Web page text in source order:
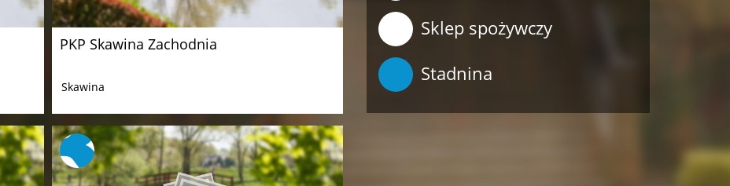
PKP Skawina Zachodnia
Skawina
Sklep spożywczy
Stadnina